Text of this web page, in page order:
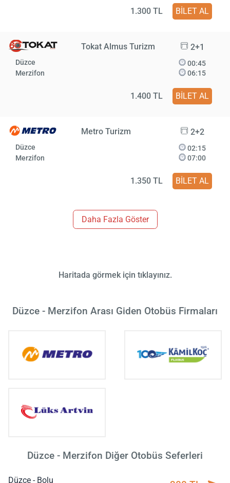
1.300 TL BİLET AL
Tokat Almus Turizm 2+1
Düzce
Merzifon
00:45
06:15
1.400 TL BİLET AL
Metro Turizm 2+2
Düzce
Merzifon
02:15
07:00
1.350 TL BİLET AL
Daha Fazla Göster
Haritada görmek için tıklayınız.
Düzce - Merzifon Arası Giden Otobüs Firmaları
Düzce - Merzifon Diğer Otobüs Seferleri
Düzce - Bolu